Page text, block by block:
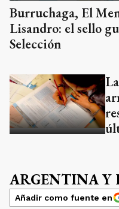
Burruchaga, El
Lisandro: el sello
Selección
ARGENTINA Y
Añadir como fuente en